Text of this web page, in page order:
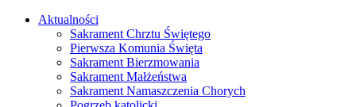
Skip
Aktualności
Sakrament Chrztu Świętego
Pierwsza Komunia Święta
Sakrament Bierzmowania
Sakrament Małżeństwa
Sakrament Namaszczenia Chorych